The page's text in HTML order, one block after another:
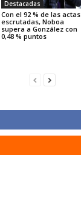
Destacadas
Con el 92 % de las actas
escrutadas, Noboa
supera a González con
0,48 % puntos